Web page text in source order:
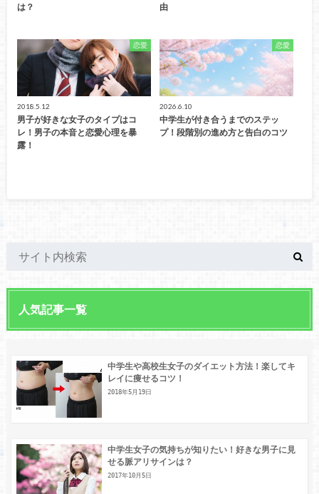
は？
由
恋愛
2018.5.12
男子が好きな女子のタイプはコ
レ！男子の本音と恋愛心理を暴
露！
恋愛
2026.6.10
中学生が付き合うまでのステッ
プ！段階別の進め方と告白のコツ
人気記事一覧
中学生や高校生女子のダイエット方法！楽してキ
レイに痩せるコツ！
2018年5月19日
中学生女子の気持ちが知りたい！好きな男子に見
せる脈アリサインは？
2017年10月5日